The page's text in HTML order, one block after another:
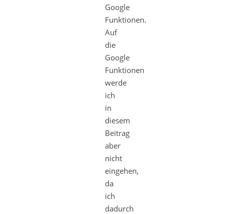
Google
Funktionen.
Auf
die
Google
Funktionen
werde
ich
in
diesem
Beitrag
aber
nicht
eingehen,
da
ich
dadurch